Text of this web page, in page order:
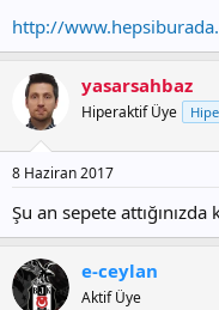
http://
yasarsahbaz
Hiperaktif Üye
8 Haziran 2017
Şu an sepete
e-ceylan
Aktif Üye